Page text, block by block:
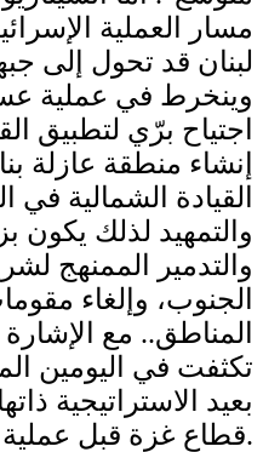
مسار العملية
لبنان قد تحول إلى
وينخرط في عملية
إنشاء منطقة عازلة
القيادة الشمالية
والتمهيد لذلك يكون
والتدمير الممنهج
الجنوب، وإلغاء
المناطق.. مع
تكثفت في اليومين
بعيد الاستراتيجية
قطاع غزة قبل عملية الاجتياح البرّي وخلالها.